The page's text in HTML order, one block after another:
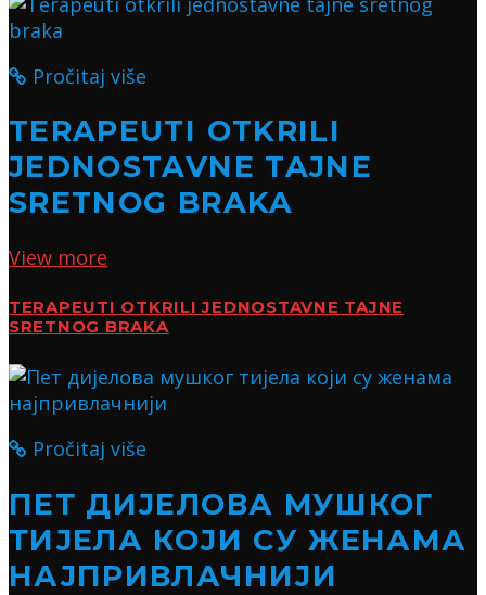
Pročitaj više
TERAPEUTI OTKRILI
JEDNOSTAVNE TAJNE
SRETNOG BRAKA
View more
TERAPEUTI OTKRILI JEDNOSTAVNE TAJNE
SRETNOG BRAKA
Pročitaj više
ПЕТ ДИЈЕЛОВА МУШКОГ
ТИЈЕЛА КОЈИ СУ ЖЕНАМА
НАЈПРИВЛАЧНИЈИ